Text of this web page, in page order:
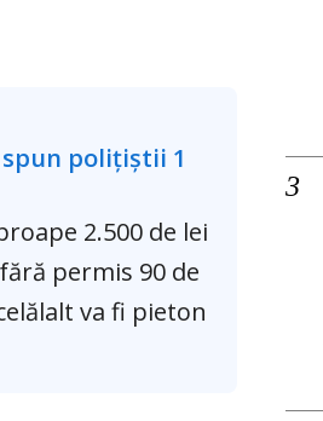
2.500 de lei
permis 90 de
va fi pieton